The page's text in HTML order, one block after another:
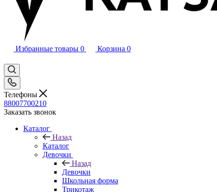
Избранные товары 0 Корзина 0
Телефоны
88007700210
Заказать звонок
Каталог
Назад
Каталог
Девочки
Назад
Девочки
Школьная форма
Трикотаж